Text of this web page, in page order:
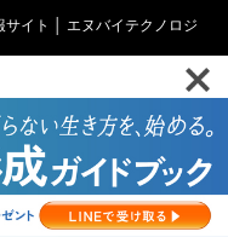
サイト │ エヌバイテクノロジ